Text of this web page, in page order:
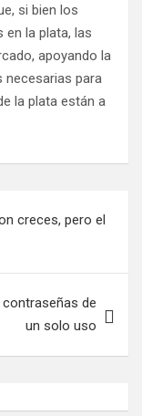
si bien los
la plata, las
apoyando la
necesarias para
la plata están a
creces, pero el
de
un solo uso